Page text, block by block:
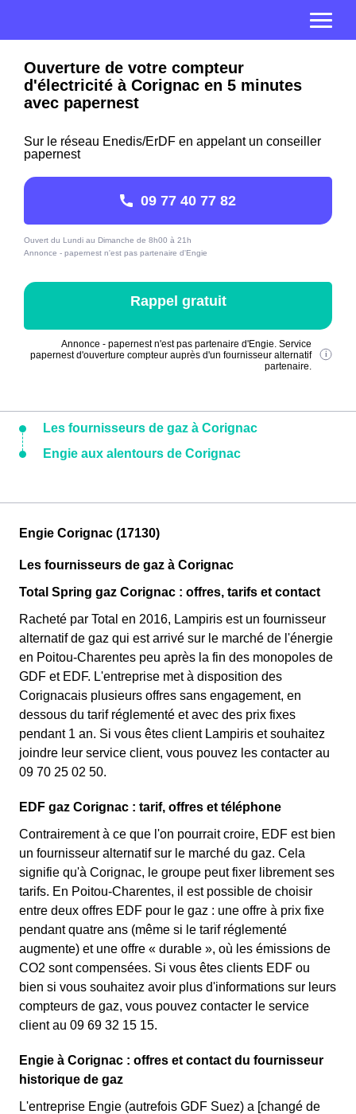
Ouverture de votre compteur
d'électricité à Corignac en 5 minutes
avec papernest
Sur le réseau Enedis/ErDF en appelant un conseiller
papernest
09 77 40 77 82
Ouvert du Lundi au Dimanche de 8h00 à 21h
Annonce - papernest n'est pas partenaire d'Engie
Rappel gratuit
Annonce - papernest n'est pas partenaire d'Engie. Service
papernest d'ouverture compteur auprès d'un fournisseur alternatif
partenaire.
Les fournisseurs de gaz à Corignac
Engie aux alentours de Corignac
Engie Corignac (17130)
Les fournisseurs de gaz à Corignac
Total Spring gaz Corignac : offres, tarifs et contact
Racheté par Total en 2016, Lampiris est un fournisseur
alternatif de gaz qui est arrivé sur le marché de l'énergie
en Poitou-Charentes peu après la fin des monopoles de
GDF et EDF. L'entreprise met à disposition des
Corignacais plusieurs offres sans engagement, en
dessous du tarif réglementé et avec des prix fixes
pendant 1 an. Si vous êtes client Lampiris et souhaitez
joindre leur service client, vous pouvez les contacter au
09 70 25 02 50.
EDF gaz Corignac : tarif, offres et téléphone
Contrairement à ce que l'on pourrait croire, EDF est bien
un fournisseur alternatif sur le marché du gaz. Cela
signifie qu'à Corignac, le groupe peut fixer librement ses
tarifs. En Poitou-Charentes, il est possible de choisir
entre deux offres EDF pour le gaz : une offre à prix fixe
pendant quatre ans (même si le tarif réglementé
augmente) et une offre « durable », où les émissions de
CO2 sont compensées. Si vous êtes clients EDF ou
bien si vous souhaitez avoir plus d'informations sur leurs
compteurs de gaz, vous pouvez contacter le service
client au 09 69 32 15 15.
Engie à Corignac : offres et contact du fournisseur
historique de gaz
L'entreprise Engie (autrefois GDF Suez) a [changé de